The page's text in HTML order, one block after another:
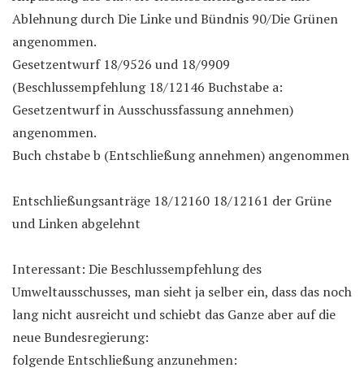
Ablehnung durch Die Linke und Bündnis 90/Die Grünen
angenommen.
Gesetzentwurf 18/9526 und 18/9909
(Beschlussempfehlung 18/12146 Buchstabe a:
Gesetzentwurf in Ausschussfassung annehmen)
angenommen.
Buch chstabe b (Entschließung annehmen) angenommen
Entschließungsanträge 18/12160 18/12161 der Grüne
und Linken abgelehnt
Interessant: Die Beschlussempfehlung des
Umweltausschusses, man sieht ja selber ein, dass das noch
lang nicht ausreicht und schiebt das Ganze aber auf die
neue Bundesregierung:
folgende Entschließung anzunehmen: